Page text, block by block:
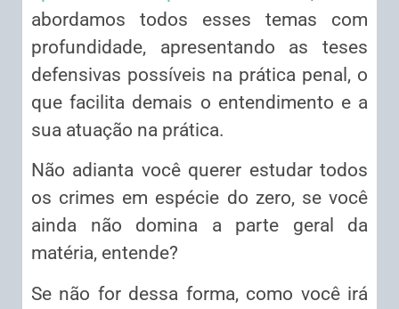
abordamos todos esses temas com
profundidade, apresentando as teses
defensivas possíveis na prática penal, o
que facilita demais o entendimento e a
sua atuação na prática.
Não adianta você querer estudar todos
os crimes em espécie do zero, se você
ainda não domina a parte geral da
matéria, entende?
Se não for dessa forma, como você irá